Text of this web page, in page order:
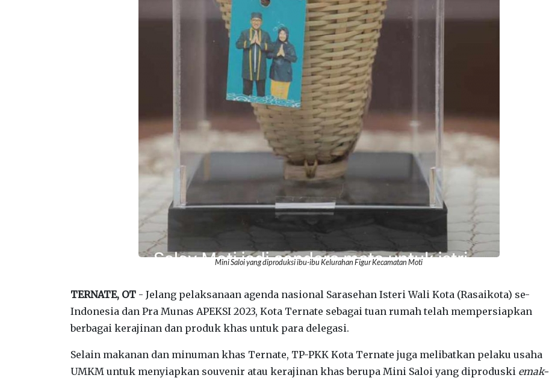
Mini Saloi yang diproduksi ibu-ibu Kelurahan Figur Kecamatan Moti
TERNATE, OT - Jelang pelaksanaan agenda nasional Sarasehan Isteri Wali Kota (Rasaikota) se-
Indonesia dan Pra Munas APEKSI 2023, Kota Ternate sebagai tuan rumah telah mempersiapkan
berbagai kerajinan dan produk khas untuk para delegasi.
Selain makanan dan minuman khas Ternate, TP-PKK Kota Ternate juga melibatkan pelaku usaha
UMKM untuk menyiapkan souvenir atau kerajinan khas berupa Mini Saloi yang diproduski emak-